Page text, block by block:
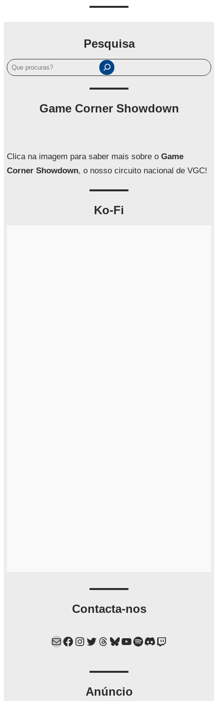
Pesquisa
P
e
a
r
Game Corner Showdown
Clica na imagem para saber mais sobre o Game
Corner Showdown, o nosso circuito nacional de VGC!
Ko-Fi
Contacta-nos
Mail Facebook Instagram Twitter Threads Bluesky YouTube Spotify Discord Twitch
Anúncio